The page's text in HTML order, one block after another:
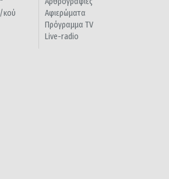
κού
Αφιερώματα
Πρόγραμμα TV
Live-radio